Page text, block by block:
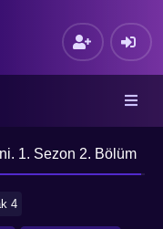
1. Sezon 2. Bölüm
4